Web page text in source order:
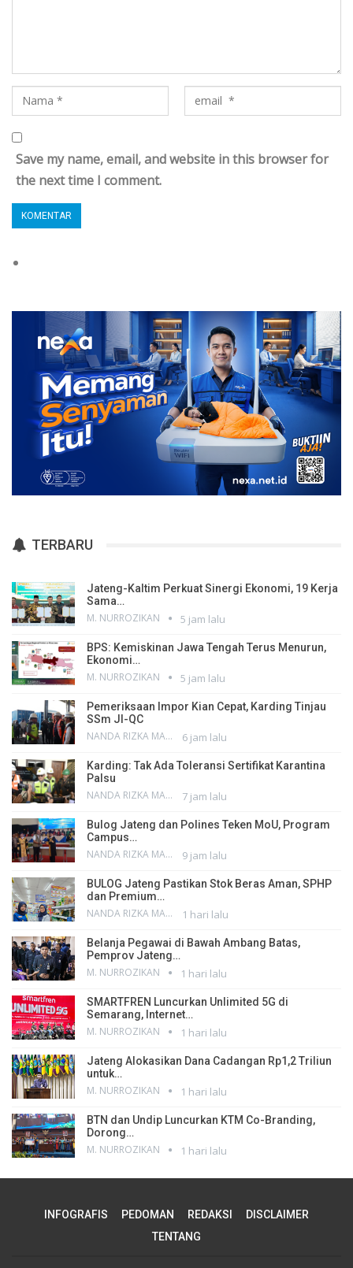
Save my name, email, and website in this browser for
the next time I comment.
TERBARU
Jateng-Kaltim Perkuat Sinergi Ekonomi, 19 Kerja
Sama…
M. NURROZIKAN 5 jam lalu
BPS: Kemiskinan Jawa Tengah Terus Menurun,
Ekonomi…
M. NURROZIKAN 5 jam lalu
Pemeriksaan Impor Kian Cepat, Karding Tinjau
SSm JI-QC
NANDA RIZKA MAHENDRA 6 jam lalu
Karding: Tak Ada Toleransi Sertifikat Karantina
Palsu
NANDA RIZKA MAHENDRA 7 jam lalu
Bulog Jateng dan Polines Teken MoU, Program
Campus…
NANDA RIZKA MAHENDRA 9 jam lalu
BULOG Jateng Pastikan Stok Beras Aman, SPHP
dan Premium…
NANDA RIZKA MAHENDRA 1 hari lalu
Belanja Pegawai di Bawah Ambang Batas,
Pemprov Jateng…
M. NURROZIKAN 1 hari lalu
SMARTFREN Luncurkan Unlimited 5G di
Semarang, Internet…
M. NURROZIKAN 1 hari lalu
Jateng Alokasikan Dana Cadangan Rp1,2 Triliun
untuk…
M. NURROZIKAN 1 hari lalu
BTN dan Undip Luncurkan KTM Co-Branding,
Dorong…
M. NURROZIKAN 1 hari lalu
INFOGRAFIS PEDOMAN REDAKSI
DISCLAIMER
TENTANG